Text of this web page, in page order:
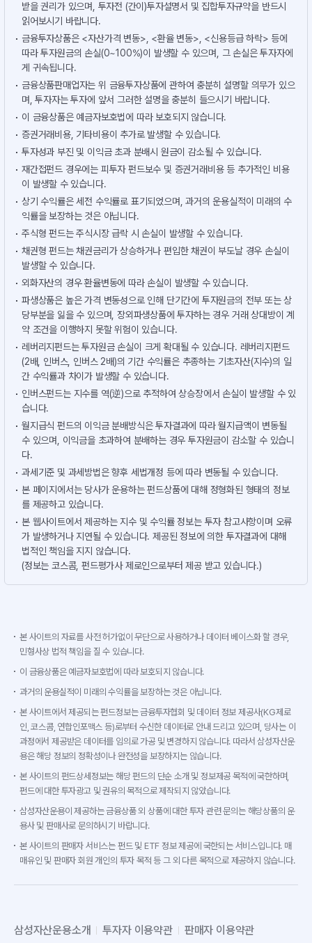
받을 권리가 있으며, 투자전 (간이)투자설명서 및 집합투자규약을 반드시
읽어보시기 바랍니다.
금융투자상품은 <자산가격 변동>, <환율 변동>, <신용등급 하락> 등에
따라 투자원금의 손실(0~100%)이 발생할 수 있으며, 그 손실은 투자자에
게 귀속됩니다.
금융상품판매업자는 위 금융투자상품에 관하여 충분히 설명할 의무가 있으
며, 투자자는 투자에 앞서 그러한 설명을 충분히 들으시기 바랍니다.
이 금융상품은 예금자보호법에 따라 보호되지 않습니다.
증권거래비용, 기타비용이 추가로 발생할 수 있습니다.
투자성과 부진 및 이익금 초과 분배시 원금이 감소될 수 있습니다.
재간접펀드 경우에는 피투자 펀드보수 및 증권거래비용 등 추가적인 비용
이 발생할 수 있습니다.
상기 수익률은 세전 수익률로 표기되었으며, 과거의 운용실적이 미래의 수
익률을 보장하는 것은 아닙니다.
주식형 펀드는 주식시장 급락 시 손실이 발생할 수 있습니다.
채권형 펀드는 채권금리가 상승하거나 편입한 채권이 부도날 경우 손실이
발생할 수 있습니다.
외화자산의 경우 환율변동에 따라 손실이 발생할 수 있습니다.
파생상품은 높은 가격 변동성으로 인해 단기간에 투자원금의 전부 또는 상
당부분을 잃을 수 있으며, 장외파생상품에 투자하는 경우 거래 상대방이 계
약 조건을 이행하지 못할 위험이 있습니다.
레버리지펀드는 투자원금 손실이 크게 확대될 수 있습니다. 레버리지펀드
(2배, 인버스, 인버스 2배)의 기간 수익률은 추종하는 기초자산(지수)의 일
간 수익률과 차이가 발생할 수 있습니다.
인버스펀드는 지수를 역(逆)으로 추적하여 상승장에서 손실이 발생할 수 있
습니다.
월지급식 펀드의 이익금 분배방식은 투자결과에 따라 월지급액이 변동될
수 있으며, 이익금을 초과하여 분배하는 경우 투자원금이 감소할 수 있습니
다.
과세기준 및 과세방법은 향후 세법개정 등에 따라 변동될 수 있습니다.
본 페이지에서는 당사가 운용하는 펀드상품에 대해 정형화된 형태의 정보
를 제공하고 있습니다.
본 웹사이트에서 제공하는 지수 및 수익률 정보는 투자 참고사항이며 오류
가 발생하거나 지연될 수 있습니다. 제공된 정보에 의한 투자결과에 대해
법적인 책임을 지지 않습니다.
(정보는 코스콤, 펀드평가사 제로인으로부터 제공 받고 있습니다.)
본 사이트의 자료를 사전 허가없이 무단으로 사용하거나 데이터 베이스화 할 경우,
민형사상 법적 책임을 질 수 있습니다.
이 금융상품은 예금자보호법에 따라 보호되지 않습니다.
과거의 운용실적이 미래의 수익률을 보장하는 것은 아닙니다.
본 사이트에서 제공되는 펀드정보는 금융투자협회 및 데이터 정보 제공사(KG제로
인, 코스콤, 연합인포맥스 등)로부터 수신한 데이터로 안내 드리고 있으며, 당사는 이
과정에서 제공받은 데이터를 임의로 가공 및 변경하지 않습니다. 따라서 삼성자산운
용은 해당 정보의 정확성이나 완전성을 보장하지는 않습니다.
본 사이트의 펀드상세정보는 해당 펀드의 단순 소개 및 정보제공 목적에 국한하며,
펀드에 대한 투자광고 및 권유의 목적으로 제작되지 않았습니다.
삼성자산운용이 제공하는 금융상품 외 상품에 대한 투자 관련 문의는 해당상품의 운
용사 및 판매사로 문의하시기 바랍니다.
본 사이트의 판매자 서비스는 펀드 및 ETF 정보 제공에 국한되는 서비스입니다. 매
매유인 및 판매자 회원 개인의 투자 목적 등 그 외 다른 목적으로 제공하지 않습니다.
삼성자산운용소개 투자자 이용약관 판매자 이용약관